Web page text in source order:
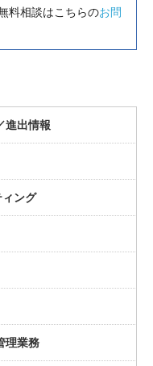
料相談はこちらのお問
進出情報
ング
理業務